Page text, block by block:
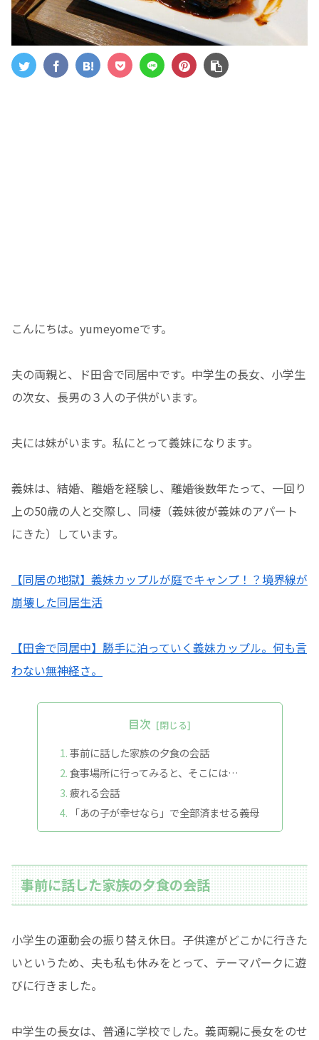
こんにちは。yumeyomeです。
夫の両親と、ド田舎で同居中です。中学生の長女、小学生
の次女、長男の３人の子供がいます。
夫には妹がいます。私にとって義妹になります。
義妹は、結婚、離婚を経験し、離婚後数年たって、一回り
上の50歳の人と交際し、同棲（義妹彼が義妹のアパート
にきた）しています。
【同居の地獄】義妹カップルが庭でキャンプ！？境界線が
崩壊した同居生活
【田舎で同居中】勝手に泊っていく義妹カップル。何も言
わない無神経さ。
目次
事前に話した家族の夕食の会話
食事場所に行ってみると、そこには…
疲れる会話
「あの子が幸せなら」で全部済ませる義母
事前に話した家族の夕食の会話
小学生の運動会の振り替え休日。子供達がどこかに行きた
いというため、夫も私も休みをとって、テーマパークに遊
びに行きました。
中学生の長女は、普通に学校でした。義両親に長女をのせ